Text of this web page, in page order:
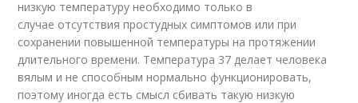
низкую температуру необходимо только в
случае отсутствия простудных симптомов или при
сохранении повышенной температуры на протяжении
длительного времени. Температура 37 делает человека
вялым и не способным нормально функционировать,
поэтому иногда есть смысл сбивать такую низкую